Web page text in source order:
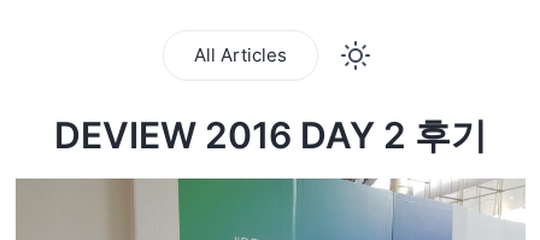
All Articles
DEVIEW 2016 DAY 2 후기